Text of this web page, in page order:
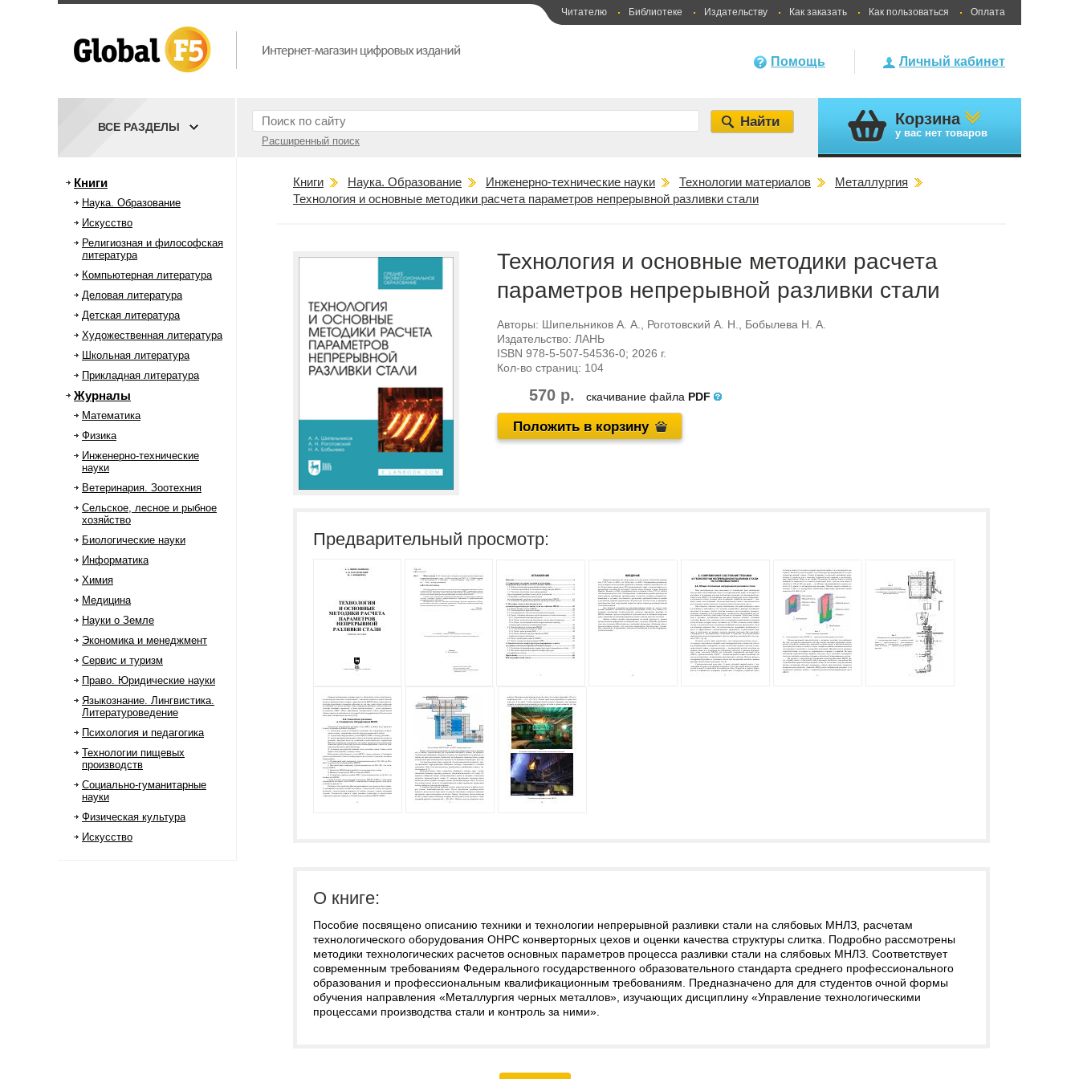
Читателю Библиотеке Издательству Как заказать Как пользоваться Оплата
Личный кабинет
Помощь
Расширенный поиск
ВСЕ РАЗДЕЛЫ Корзина
у вас нет товаров
Книги
Наука. Образование
Искусство
Религиозная и философская
литература
Компьютерная литература
Деловая литература
Детская литература
Художественная литература
Школьная литература
Прикладная литература
Журналы
Математика
Физика
Инженерно-технические
науки
Ветеринария. Зоотехния
Сельское, лесное и рыбное
хозяйство
Биологические науки
Информатика
Химия
Медицина
Науки о Земле
Экономика и менеджмент
Сервис и туризм
Право. Юридические науки
Языкознание. Лингвистика.
Литературоведение
Психология и педагогика
Технологии пищевых
производств
Социально-гуманитарные
науки
Физическая культура
Искусство
Книги Наука. Образование Инженерно-технические науки Технологии материалов
Металлургия
Технология и основные методики расчета параметров непрерывной разливки стали
Технология и основные методики расчета
параметров непрерывной разливки стали
Авторы: Шипельников А. А. Роготовский А. Н.
Бобылева Н. А.
Издательство: ЛАНЬ
ISBN 978-5-507-54536-0; 2026 г.
Кол-во страниц: 104
570 р. скачивание файла PDF
Положить в корзину
Предварительный просмотр:
О книге:
Пособие посвящено описанию техники и технологии непрерывной разливки стали на слябовых МНЛЗ, расчетам
технологического оборудования ОНРС конверторных цехов и оценки качества структуры слитка. Подробно рассмотрены
методики технологических расчетов основных параметров процесса разливки стали на слябовых МНЛЗ. Соответствует
современным требованиям Федерального государственного образовательного стандарта среднего профессионального
образования и профессиональным квалификационным требованиям. Предназначено для для студентов очной формы
обучения направления «Металлургия черных металлов», изучающих дисциплину «Управление технологическими
процессами производства стали и контроль за ними».